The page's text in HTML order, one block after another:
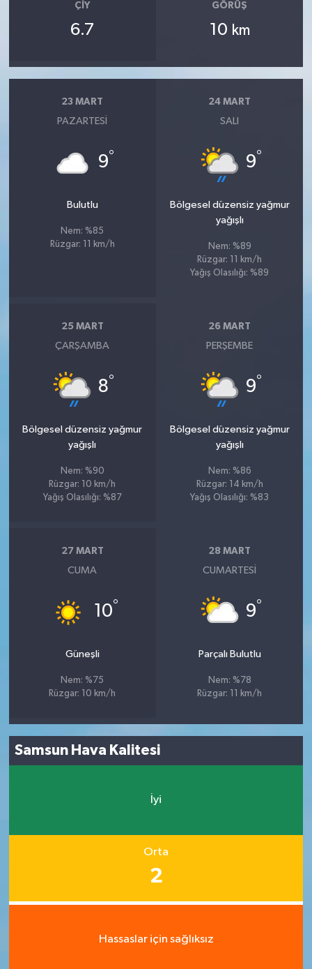
ÇIY
6.7
GÖRÜŞ
10 km
23 MART
PAZARTESI
9°
Bulutlu
Nem: %85
Rüzgar: 11 km/h
24 MART
SALI
9°
Bölgesel düzensiz yağmur
yağışlı
Nem: %89
Rüzgar: 11 km/h
Yağış Olasılığı: %89
25 MART
ÇARŞAMBA
8°
Bölgesel düzensiz yağmur
yağışlı
Nem: %90
Rüzgar: 10 km/h
Yağış Olasılığı: %87
26 MART
PERŞEMBE
9°
Bölgesel düzensiz yağmur
yağışlı
Nem: %86
Rüzgar: 14 km/h
Yağış Olasılığı: %83
27 MART
CUMA
10°
Güneşli
Nem: %75
Rüzgar: 10 km/h
28 MART
CUMARTESI
9°
Parçalı Bulutlu
Nem: %78
Rüzgar: 11 km/h
Samsun Hava Kalitesi
İyi
Orta
2
Hassaslar için sağlıksız